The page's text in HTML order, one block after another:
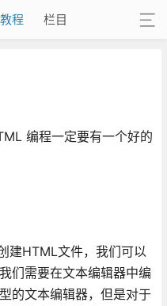
教程 栏目
编程一定要有一个好的
建HTML文件，我们可以
们需要在文本编辑器中编
的文本编辑器，但是对于